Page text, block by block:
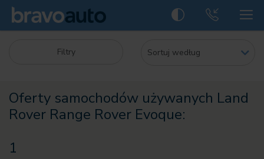
Filtry
Oferty samochodów używanych Land
Rover Range Rover Evoque:
1